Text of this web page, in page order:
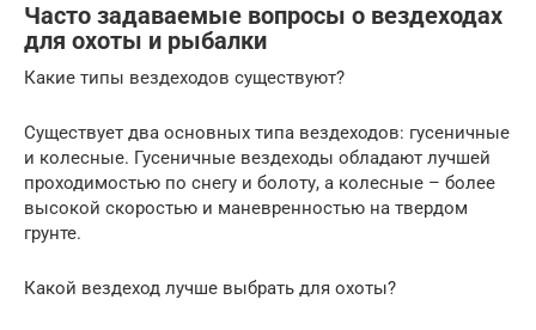
Часто задаваемые вопросы о вездеходах
для охоты и рыбалки
Какие типы вездеходов существуют?
Существует два основных типа вездеходов: гусеничные
и колесные. Гусеничные вездеходы обладают лучшей
проходимостью по снегу и болоту, а колесные – более
высокой скоростью и маневренностью на твердом
грунте.
Какой вездеход лучше выбрать для охоты?